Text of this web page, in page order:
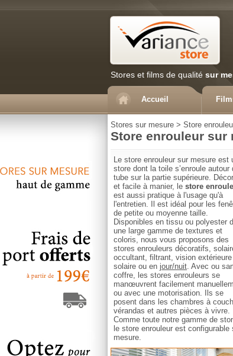
Stores et films de qualité sur
Accueil
Stores sur mesure > Store
Store enrouleur sur
Le store enrouleur sur mesure est
store dont la toile s’enroule autour
tube sur la partie supérieure.
et facile à manier, le store
est aussi pratique à l'usage qu'à
l'entretien. Il est idéal pour les
de petite ou moyenne taille.
Disponibles en tissu ou polyester
une large gamme de textures et
coloris, nous vous proposons des
stores enrouleurs décoratifs,
occultant, filtrant, vision
solaire ou en jour/nuit. Avec ou
coffre, les stores enrouleurs se
manœuvrent facilement
ou avec une motorisation. Ils se
posent dans les chambres à
vérandas et autres pièces à vivre.
Comme toute notre gamme de
le store enrouleur est configurable
mesure.